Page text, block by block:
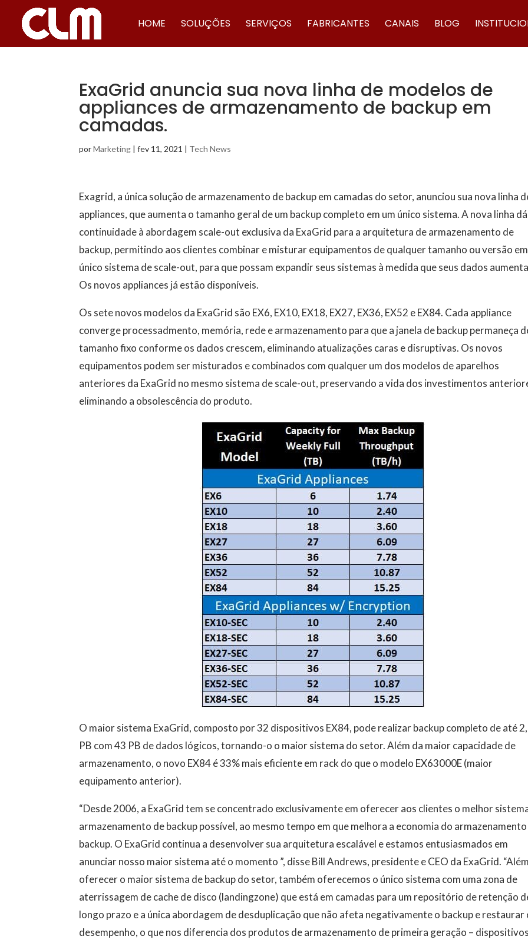
HOME SOLUÇÕES SERVIÇOS FABRICANTES CANAIS BLOG
ExaGrid anuncia sua nova linha de modelos de
appliances de armazenamento de backup em
camadas.
porMarketing |fev 11, 2021 | Tech News
Exagrid, a única solução de armazenamento de backup em camadas do setor, anunciou sua nova linha
appliances, que aumenta o tamanho geral de um backup completo em um único sistema. A nova linha dá
continuidade à abordagem scale-out exclusiva da ExaGrid para a arquitetura de armazenamento de
backup, permitindo aos clientes combinar e misturar equipamentos de qualquer tamanho ou versão
único sistema de scale-out, para que possam expandir seus sistemas à medida que seus dados
Os novos appliances já estão disponíveis.
Os sete novos modelos da ExaGrid são EX6, EX10, EX18, EX27, EX36, EX52 e EX84. Cada appliance
converge processadmento, memória, rede e armazenamento para que a janela de backup permaneça
tamanho fixo conforme os dados crescem, eliminando atualizações caras e disruptivas. Os novos
equipamentos podem ser misturados e combinados com qualquer um dos modelos de aparelhos
anteriores da ExaGrid no mesmo sistema de scale-out, preservando a vida dos investimentos
eliminando a obsolescência do produto.
O maior sistema ExaGrid, composto por 32 dispositivos EX84, pode realizar backup completo de até
PB com 43 PB de dados lógicos, tornando-o o maior sistema do setor. Além da maior capacidade de
armazenamento, o novo EX84 é 33% mais eficiente em rack do que o modelo EX63000E (maior
equipamento anterior).
“Desde 2006, a ExaGrid tem se concentrado exclusivamente em oferecer aos clientes o melhor
armazenamento de backup possível, ao mesmo tempo em que melhora a economia do
backup. O ExaGrid continua a desenvolver sua arquitetura escalável e estamos entusiasmados em
anunciar nosso maior sistema até o momento ”, disse Bill Andrews, presidente e CEO da ExaGrid.
oferecer o maior sistema de backup do setor, também oferecemos o único sistema com uma zona de
aterrissagem de cache de disco (landingzone) que está em camadas para um repositório de retenção
longo prazo e a única abordagem de desduplicação que não afeta negativamente o backup e restaurar
desempenho, o que nos diferencia dos produtos de armazenamento de primeira geração –